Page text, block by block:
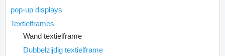
pop-up displays
Textielframes
Wand textielframe
Dubbelzijdig textielframe